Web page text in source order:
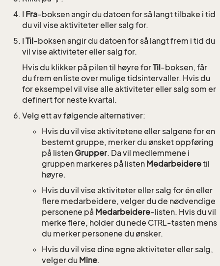
I Fra-boksen angir du datoen for så langt tilbake i tid
du vil vise aktiviteter eller salg for.
I Til-boksen angir du datoen for så langt frem i tid du
vil vise aktiviteter eller salg for.
Hvis du klikker på pilen til høyre forTil-boksen, får
du frem en liste over mulige tidsintervaller. Hvis du
for eksempel vil vise alle aktiviteter eller salg som er
definert for neste kvartal.
Velg ett av følgende alternativer:
Hvis du vil vise aktivitetene eller salgene for en
bestemt gruppe, merker du ønsket oppføring
på listen Grupper. Da vil medlemmene i
gruppen markeres på listen Medarbeideretil
høyre.
Hvis du vil vise aktiviteter eller salg for én eller
flere medarbeidere, velger du de nødvendige
personene på Medarbeidere-listen. Hvis du vil
merke flere, holder du nede CTRL-tasten mens
du merker personene du ønsker.
Hvis du vil vise dine egne aktiviteter eller salg,
velger du Mine.